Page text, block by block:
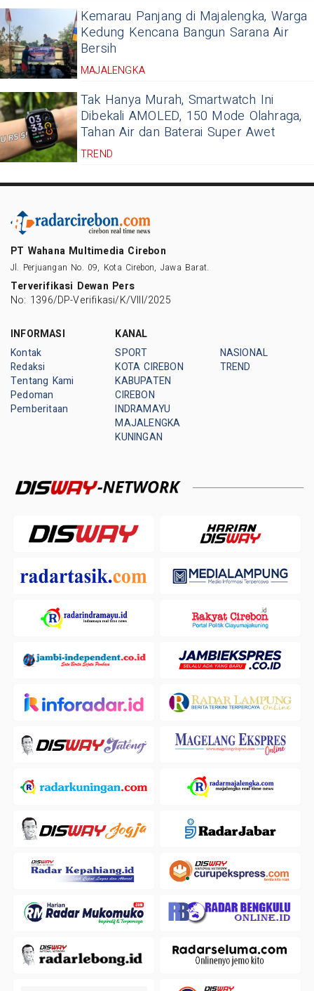
Kemarau Panjang di Majalengka, Warga
Kedung Kencana Bangun Sarana Air
Bersih
MAJALENGKA
Tak Hanya Murah, Smartwatch Ini
Dibekali AMOLED, 150 Mode Olahraga,
Tahan Air dan Baterai Super Awet
TREND
PT Wahana Multimedia Cirebon
Jl. Perjuangan No. 09, Kota Cirebon, Jawa Barat.
Terverifikasi Dewan Pers
No: 1396/DP-Verifikasi/K/VIII/2025
INFORMASI
Kontak
Redaksi
Tentang Kami
Pedoman
Pemberitaan
KANAL
SPORT
KOTA CIREBON
KABUPATEN
CIREBON
INDRAMAYU
MAJALENGKA
KUNINGAN
NASIONAL
TREND